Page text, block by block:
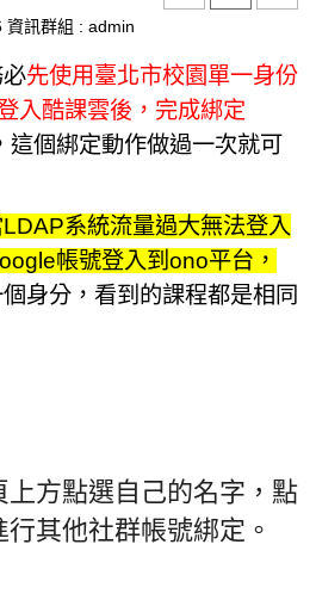
師資增能推廣
資訊群組 : admin
先使用臺北市校園單一身份
入酷課雲後，完成綁定
這個綁定動作做過一次就可
LDAP系統流量過大無法登入
帳號登入到ono平台，
身分，看到的課程都是相同
方點選自己的名字，點
其他社群帳號綁定。